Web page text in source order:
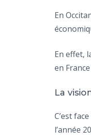
En
En effet,
en
La
C’est
l’année